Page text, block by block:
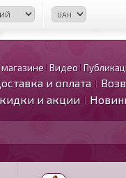
Видео
и оплата
и акции